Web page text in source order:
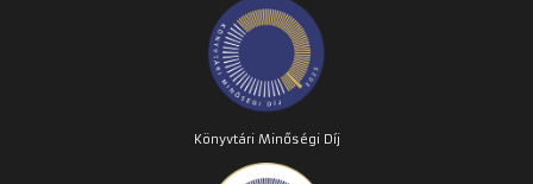
Könyvtári Minőségi Díj